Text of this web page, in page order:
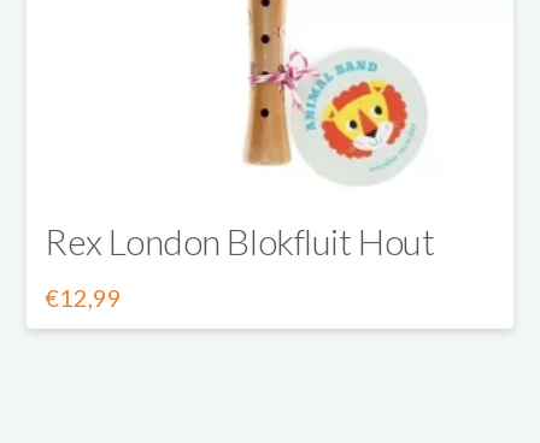
Rex London Blokfluit Hout
€12,99